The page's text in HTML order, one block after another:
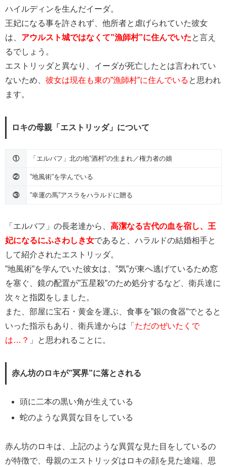
ハイルディンを生んだイーダ。
王妃になる事を許されず、他所者と虐げられていた彼女
は、 アウルスト城ではなくて”漁師村”に住んでいたと言え
るでしょう。
エストリッダと異なり、イーダが死亡したとは言われてい
ないため、 彼女は現在も東の”漁師村”に住んでいる と思われ
ます。
ロキの母親「エストリッダ」について
① 「エルバフ」北の地”酒村”の生まれ／権力者の娘
② ”地風術”を学んでいる
③ ”幸運の馬”アスラをハラルドに贈る
「エルバフ」の長老達から、 高潔なる古代の血を宿し、王
妃になるにふさわしき女であると、ハラルドの結婚相手と
して紹介されたエストリッダ。
”地風術”を学んでいた彼女は、”気”が東へ逃げているため窓
を塞ぐ、鏡の配置が”五星殺”のため処分するなど、衛兵達に
次々と指図をしました。
また、部屋に宝石・黄金を運ぶ、食事を”銀の食器”でとると
いった指示もあり、衛兵達からは「 ただのぜいたくで
は…？ 」と思われることに。
赤ん坊のロキが”冥界”に落とされる
頭に二本の黒い角が生えている
蛇のような異質な目をしている
赤ん坊のロキは、上記のような異質な見た目をしているの
が特徴で、母親のエストリッダはロキの顔を見た途端、思